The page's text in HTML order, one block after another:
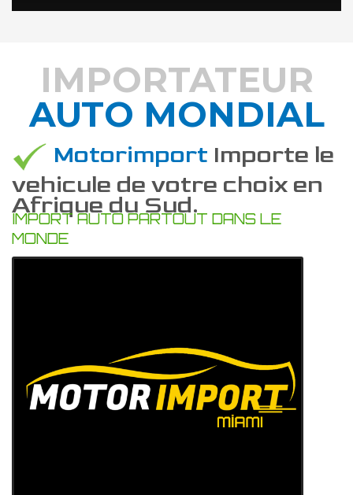
DÉCOUVREZ COMMENT
IMPORTATEUR
AUTO MONDIAL
Motorimport Importe le
vehicule de votre choix en
Afrique du Sud.
IMPORT AUTO PARTOUT DANS LE
MONDE